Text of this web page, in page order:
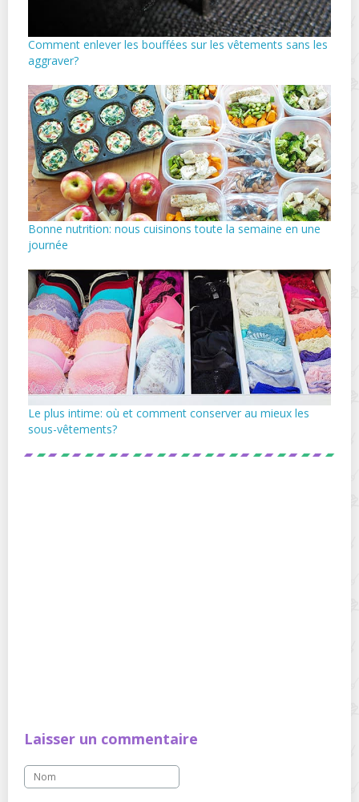
Comment enlever les bouffées sur les vêtements sans les
aggraver?
Bonne nutrition: nous cuisinons toute la semaine en une
journée
Le plus intime: où et comment conserver au mieux les
sous-vêtements?
Laisser un commentaire